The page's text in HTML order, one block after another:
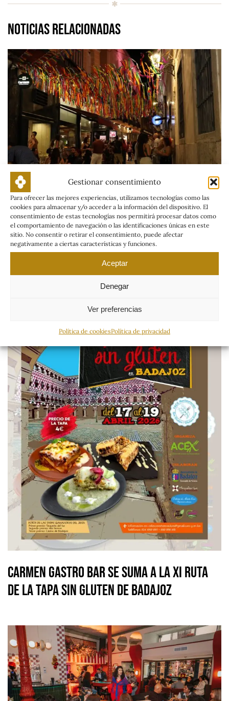
Gestionar consentimiento
Para ofrecer las mejores experiencias, utilizamos tecnologías como las
cookies para almacenar y/o acceder a la información del dispositivo. El
consentimiento de estas tecnologías nos permitirá procesar datos como
el comportamiento de navegación o las identificaciones únicas en este
sitio. No consentir o retirar el consentimiento, puede afectar
negativamente a ciertas características y funciones.
Aceptar
Denegar
Ver preferencias
Política de cookiesPolítica de privacidad
Noticias relacionadas
La Fiesta LAS PALOMAS triunfa durante
Los Palomos 2026 en Badajoz
Carmen Gastro Bar se suma a la XI Ruta
de la Tapa Sin Gluten de Badajoz